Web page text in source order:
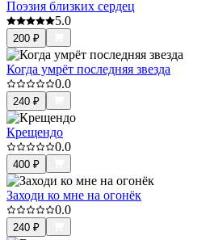
Поэзия близких сердец
5.0
200 ₽
Когда умрёт последняя звезда
0.0
240 ₽
Крещендо
0.0
400 ₽
Заходи ко мне на огонёк
0.0
240 ₽